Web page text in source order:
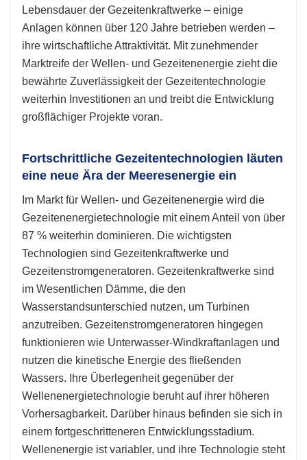
Lebensdauer der Gezeitenkraftwerke – einige
Anlagen können über 120 Jahre betrieben werden –
ihre wirtschaftliche Attraktivität. Mit zunehmender
Marktreife der Wellen- und Gezeitenenergie zieht die
bewährte Zuverlässigkeit der Gezeitentechnologie
weiterhin Investitionen an und treibt die Entwicklung
großflächiger Projekte voran.
Fortschrittliche Gezeitentechnologien läuten
eine neue Ära der Meeresenergie ein
Im Markt für Wellen- und Gezeitenenergie wird die
Gezeitenenergietechnologie mit einem Anteil von über
87 % weiterhin dominieren. Die wichtigsten
Technologien sind Gezeitenkraftwerke und
Gezeitenstromgeneratoren. Gezeitenkraftwerke sind
im Wesentlichen Dämme, die den
Wasserstandsunterschied nutzen, um Turbinen
anzutreiben. Gezeitenstromgeneratoren hingegen
funktionieren wie Unterwasser-Windkraftanlagen und
nutzen die kinetische Energie des fließenden
Wassers. Ihre Überlegenheit gegenüber der
Wellenenergietechnologie beruht auf ihrer höheren
Vorhersagbarkeit. Darüber hinaus befinden sie sich in
einem fortgeschritteneren Entwicklungsstadium.
Wellenenergie ist variabler, und ihre Technologie steht